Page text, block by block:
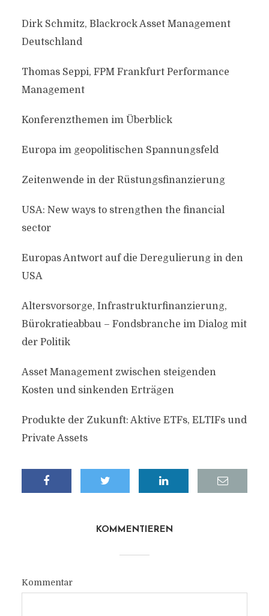
Dirk Schmitz, Blackrock Asset Management
Deutschland
Thomas Seppi, FPM Frankfurt Performance
Management
Konferenzthemen im Überblick
Europa im geopolitischen Spannungsfeld
Zeitenwende in der Rüstungsfinanzierung
USA: New ways to strengthen the financial
sector
Europas Antwort auf die Deregulierung in den
USA
Altersvorsorge, Infrastrukturfinanzierung,
Bürokratieabbau – Fondsbranche im Dialog mit
der Politik
Asset Management zwischen steigenden
Kosten und sinkenden Erträgen
Produkte der Zukunft: Aktive ETFs, ELTIFs und
Private Assets
KOMMENTIEREN
Kommentar